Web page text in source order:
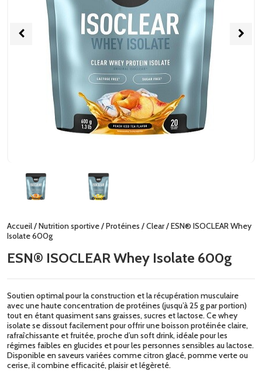
Accueil/Nutrition sportive/Protéines /Clear/ ESN® ISOCLEAR Whey
Isolate 600g
ESN® ISOCLEAR Whey Isolate 600g
Soutien optimal pour la construction et la récupération musculaire
avec une haute concentration de protéines (jusqu’à 25 g par portion)
tout en étant quasiment sans graisses, sucres et lactose. Ce whey
isolate se dissout facilement pour offrir une boisson protéinée claire,
rafraîchissante et fruitée, proche d’un soft drink, idéale pour les
régimes faibles en glucides et pour les personnes sensibles au lactose.
Disponible en saveurs variées comme citron glacé, pomme verte ou
cerise, il combine efficacité, plaisir et légèreté.